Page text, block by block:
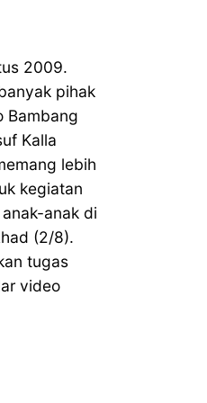
2009.
pihak
Bambang
Kalla
lebih
kegiatan
anak di
(2/8).
tugas
video